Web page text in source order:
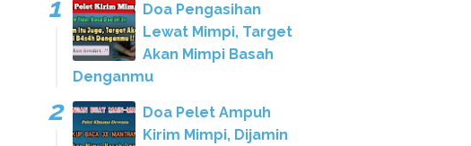
Doa Pengasihan
Lewat Mimpi, Target
Akan Mimpi Basah
Denganmu
Doa Pelet Ampuh
Kirim Mimpi, Dijamin